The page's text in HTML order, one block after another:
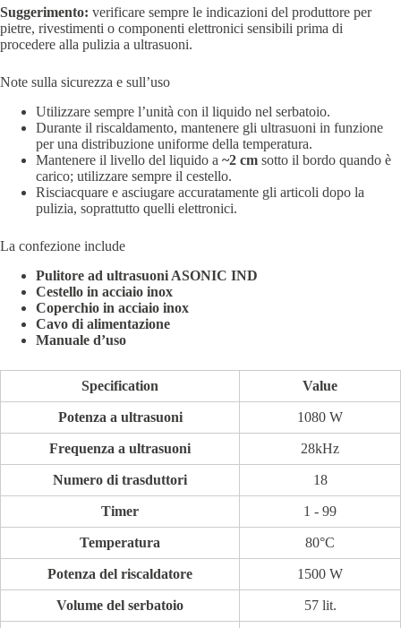
Suggerimento: verificare sempre le indicazioni del produttore per
pietre, rivestimenti o componenti elettronici sensibili prima di
procedere alla pulizia a ultrasuoni.
Note sulla sicurezza e sull’uso
Utilizzare sempre l’unità con il liquido nel serbatoio.
Durante il riscaldamento, mantenere gli ultrasuoni in funzione
per una distribuzione uniforme della temperatura.
Mantenere il livello del liquido a ~2 cm sotto il bordo quando è
carico; utilizzare sempre il cestello.
Risciacquare e asciugare accuratamente gli articoli dopo la
pulizia, soprattutto quelli elettronici.
La confezione include
Pulitore ad ultrasuoni ASONIC IND
Cestello in acciaio inox
Coperchio in acciaio inox
Cavo di alimentazione
Manuale d’uso
Specification Value
Potenza a ultrasuoni 1080 W
Frequenza a ultrasuoni 28kHz
Numero di trasduttori 18
Timer 1 - 99
Temperatura 80°C
Potenza del riscaldatore 1500 W
Volume del serbatoio 57 lit.